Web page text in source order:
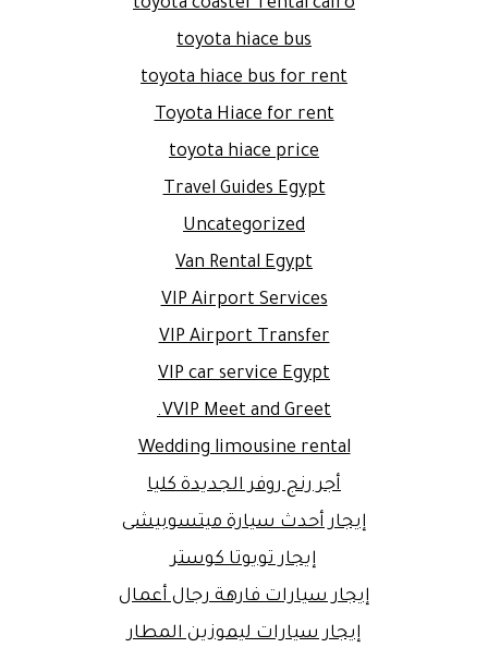
toyota coaster rental cairo
toyota hiace bus
toyota hiace bus for rent
Toyota Hiace for rent
toyota hiace price
Travel Guides Egypt
Uncategorized
Van Rental Egypt
VIP Airport Services
VIP Airport Transfer
VIP car service Egypt
VVIP Meet and Greet.
Wedding limousine rental
أجر رنج روفر الجديدة كليا
إيجار أحدث سيارة ميتسوبيشى
إيجار تويوتا كوستر
إيجار سيارات فارهة رجال أعمال
إيجار سيارات ليموزين المطار